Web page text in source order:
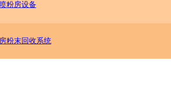
粉房设备
粉末回收系统